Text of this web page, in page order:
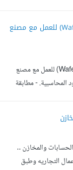
محاسب مستقل لديه خبرة في برنامج وافق (Wafeq) للعمل مع مصنع
مطلوب محاسب مستقل لديه خبرة في برنامج وافق (Wafeq) للعمل مع مصنع
المحاسبية. - مطابقة
في المصانع أو
والمخازن ..
التجاريه وطبق